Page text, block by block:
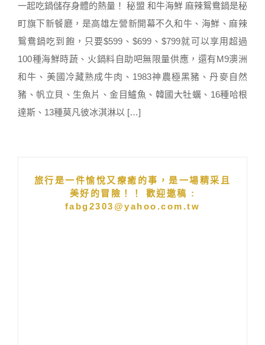
一起吃鍋儲存身體的熱量！ 秘盟 和牛海鮮 麻辣鴛鴦鍋是秘
町旗下新餐廳，是高雄左營新開幕不久和牛、海鮮、麻辣
鴛鴦鍋吃到飽，只要$599、$699、$799就可以享用超過
100種海鮮時蔬、火鍋料自助吧無限量供應，還有M9澳洲
和牛、美國冷藏熟成牛肉、1983神農極黑豬、丹麥自然
豬、帆立貝、生魚片、金目鱸魚、韓國大牡蠣、16種哈根
達斯、13種莫凡彼冰淇淋以 […]
旅行是一件愉悅又療癒的事，是一場精采且
美好的冒險！！ 歡迎邀稿 :
fabg2303@yahoo.com.tw